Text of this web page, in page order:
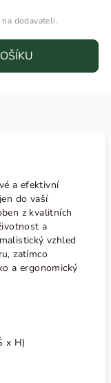
dodavateli.
a efektivní
do vaší
z kvalitních
a
vzhled
zatímco
a ergonomický
x H)